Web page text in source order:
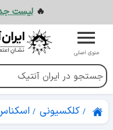
🔥لیست جدید
منوی اصلی
کلکسیونی